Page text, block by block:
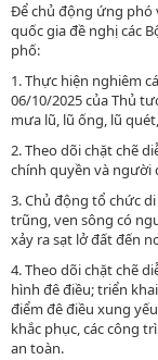
Để chủ động ứng phó
quốc gia đề nghị các
phố:
1. Thực hiện nghiêm
06/10/2025 của Thủ
mưa lũ, lũ ống, lũ
2. Theo dõi chặt chẽ
chính quyền và người
3. Chủ động tổ chức
trũng, ven sông có
xảy ra sạt lở đất đến
4. Theo dõi chặt chẽ
hình đê điều; triển
điểm đê điều xung
khắc phục, các công
an toàn.